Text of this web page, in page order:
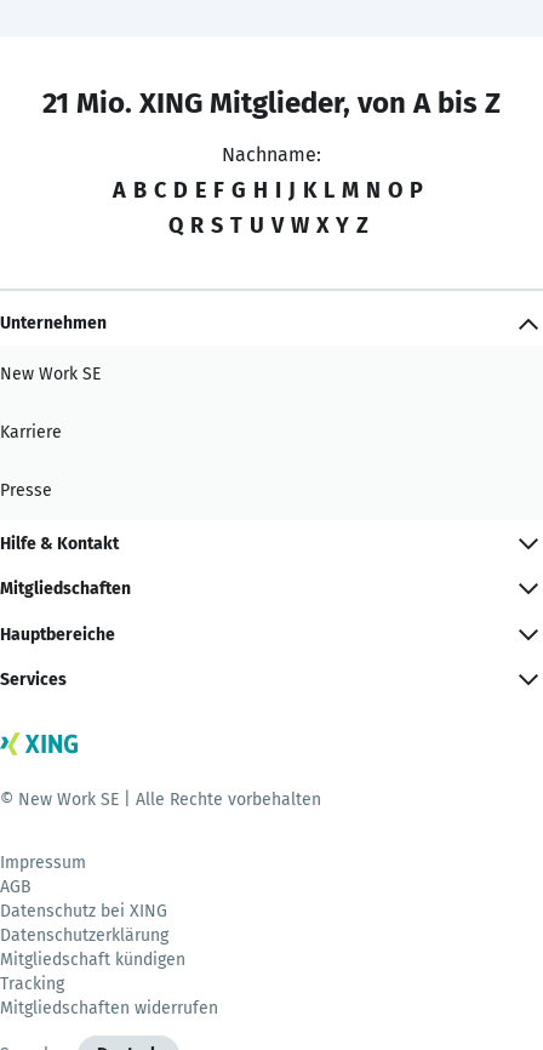
21 Mio. XING Mitglieder, von A bis Z
Nachname:
A B C D E F G H I J K L M N O P
Q R S T U V W X Y Z
Unternehmen
New Work SE
Karriere
Presse
Hilfe & Kontakt
Mitgliedschaften
Hauptbereiche
Services
© New Work SE | Alle Rechte vorbehalten
Impressum
AGB
Datenschutz bei XING
Datenschutzerklärung
Mitgliedschaft kündigen
Tracking
Mitgliedschaften widerrufen